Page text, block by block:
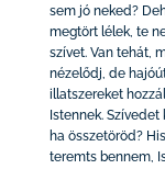
sem jó neked?
megtört lélek, te
szívet. Van tehát,
nézelődj, de
illatszereket
Istennek.
ha összetöröd?
teremts bennem,